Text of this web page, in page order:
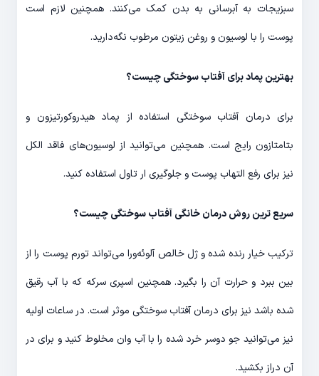
سبزیجات به آبرسانی به بدن کمک می‌کنند. همچنین لازم است
پوست را با لوسیون و روغن زیتون مرطوب نگه‌دارید.
بهترین پماد برای آفتاب سوختگی چیست؟
برای درمان آفتاب سوختگی استفاده از پماد هیدروکورتیزون و
بتامتازون رایج است. همچنین می‌توانید از لوسیون‌های فاقد الکل
نیز برای رفع التهاب پوست و جلوگیری ار تاول استفاده کنید.
سریع ترین روش درمان خانگی آفتاب سوختگی چیست؟
ترکیب خیار رنده شده و ژل خالص آلوئه‌ورا می‌تواند تورم پوست را از
بین ببرد و حرارت آن را بگیرد. همچنین اسپری سرکه که با آب رقیق
شده باشد نیز برای درمان آفتاب سوختگی موثر است. در ساعات اولیه
نیز می‌توانید جو دوسر خرد شده را با آب وان مخلوط کنید و برای در
آن دراز بکشید.